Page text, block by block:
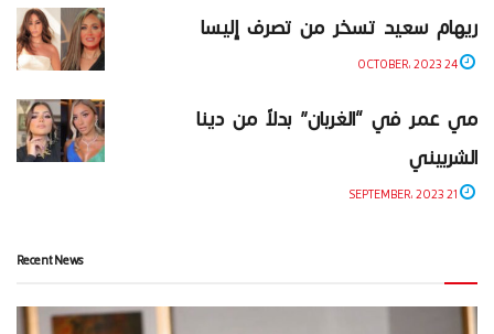
ريهام سعيد تسخر من تصرف إليسا
مي عمر في “الغربان” بدلاً من دينا
الشربيني
Recent News